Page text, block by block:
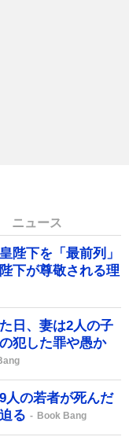
ニュース
陛下を「最前列」
下が尊敬される理
日、妻は2人の子
犯した罪や愚か
の若者が死んだ
る
Book Bang